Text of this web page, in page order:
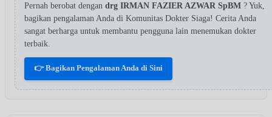
Pernah berobat dengan drg IRMAN FAZIER AZWAR SpBM ? Yuk,
bagikan pengalaman Anda di Komunitas Dokter Siaga! Cerita Anda
sangat berharga untuk membantu pengguna lain menemukan dokter
terbaik.
👉 Bagikan Pengalaman Anda di Sini